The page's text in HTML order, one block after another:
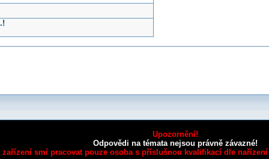
Upozornění!
Odpovědi na témata nejsou právně závazné!
zařízení smí pracovat pouze osoba s příslušnou kvalifikací dle nařízení